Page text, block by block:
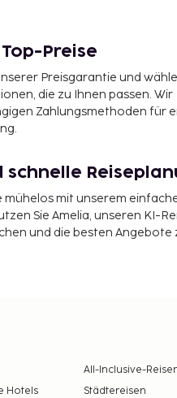
Preise
Preisgarantie und
die zu Ihnen passen. Wir
Zahlungsmethoden für
schnelle
mühelos mit unserem
Sie Amelia, unseren KI-
und die besten Angebote
All-Inclusive-
Hotels Städtereisen